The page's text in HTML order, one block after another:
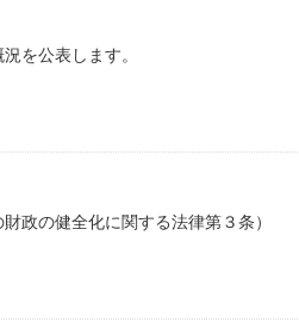
を公表します。
政の健全化に関する法律第３条）